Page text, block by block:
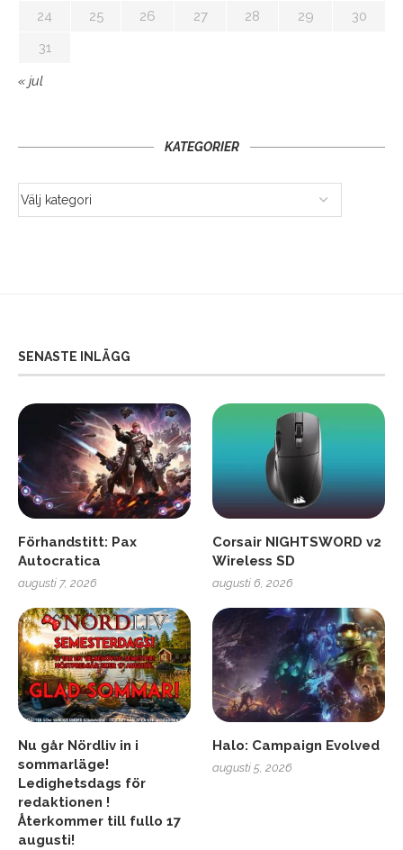
24
25 26 27 28 29
30
31
« jul
KATEGORIER
SENASTE INLÄGG
Förhandstitt: Pax
Autocratica
augusti 7, 2026
Corsair NIGHTSWORD v2
Wireless SD
augusti 6, 2026
Nu går Nördliv in i
sommarläge!
Ledighetsdags för
redaktionen !
Återkommer till fullo 17
augusti!
Halo: Campaign Evolved
augusti 5, 2026